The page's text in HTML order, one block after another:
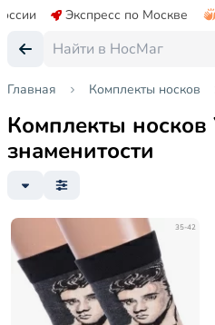
Экспресс по Москве
Главная Комплекты носков
Комплекты носков
знаменитости
35-42